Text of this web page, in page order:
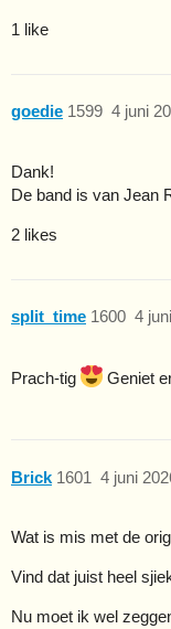
1 like
goedie 4 juni
1599
Dank!
De band is van Jean
2 likes
split_time 4
1600
Prach-tig Geniet
Brick 4 juni
1601
Wat is mis met de
Vind dat juist heel
Nu moet ik wel